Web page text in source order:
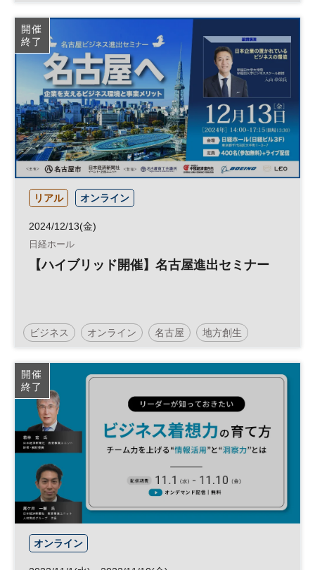
デジタルトランスフォーメーション 健康 医療
スタートアップ DX 参加無料 ヘルスケア
ベンチャー
開催
終了
リアル オンライン
2024/12/13(金)
日経ホール
【ハイブリッド開催】名古屋進出セミナー
ビジネス オンライン 名古屋 地方創生
地域活性化 日経ホール
参加無料
開催
終了
オンライン